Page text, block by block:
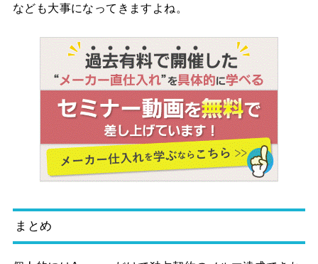
なども大事になってきますよね。
まとめ